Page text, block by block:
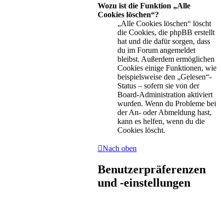
Wozu ist die Funktion „Alle
Cookies löschen“?
„Alle Cookies löschen“ löscht
die Cookies, die phpBB erstellt
hat und die dafür sorgen, dass
du im Forum angemeldet
bleibst. Außerdem ermöglichen
Cookies einige Funktionen, wie
beispielsweise den „Gelesen“-
Status – sofern sie von der
Board-Administration aktiviert
wurden. Wenn du Probleme bei
der An- oder Abmeldung hast,
kann es helfen, wenn du die
Cookies löscht.
Nach oben
Benutzerpräferenzen
und -einstellungen